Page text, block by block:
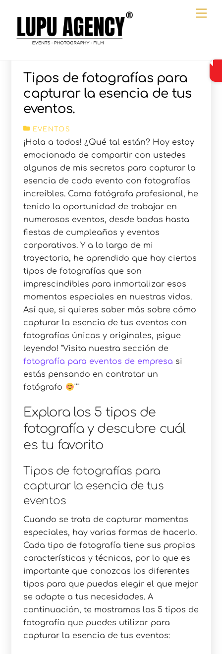
contenido
Tipos de fotografías para
capturar la esencia de tus
eventos.
EVENTOS
¡Hola a todos! ¿Qué tal están? Hoy estoy
emocionada de compartir con ustedes
algunos de mis secretos para capturar la
esencia de cada evento con fotografías
increíbles. Como fotógrafa profesional, he
tenido la oportunidad de trabajar en
numerosos eventos, desde bodas hasta
fiestas de cumpleaños y eventos
corporativos. Y a lo largo de mi
trayectoria, he aprendido que hay ciertos
tipos de fotografías que son
imprescindibles para inmortalizar esos
momentos especiales en nuestras vidas.
Así que, si quieres saber más sobre cómo
capturar la esencia de tus eventos con
fotografías únicas y originales, ¡sigue
leyendo! Visita nuestra sección de
fotografía para eventos de empresa si
estás pensando en contratar un
fotógrafo
Explora los 5 tipos de
fotografía y descubre cuál
es tu favorito
Tipos de fotografías para
capturar la esencia de tus
eventos
Cuando se trata de capturar momentos
especiales, hay varias formas de hacerlo.
Cada tipo de fotografía tiene sus propias
características y técnicas, por lo que es
importante que conozcas los diferentes
tipos para que puedas elegir el que mejor
se adapte a tus necesidades. A
continuación, te mostramos los 5 tipos de
fotografía que puedes utilizar para
capturar la esencia de tus eventos: